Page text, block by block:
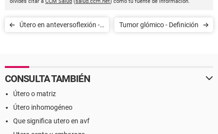
Útero en anteversoflexión -
Tumor glómico - Definición
CONSULTA TAMBIÉN
Útero o matriz
Útero inhomogéneo
Que significa utero en avf